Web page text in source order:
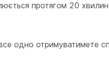
протягом 20
одно отримуватимете